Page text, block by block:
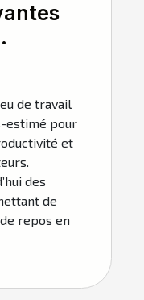
de travail
estimé pour
et
des
de
repos en